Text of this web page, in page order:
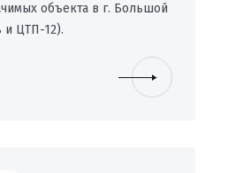
объекта в г. Большой
и ЦТП-12).